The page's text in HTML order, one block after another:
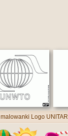
malowanki Logo UNITAR